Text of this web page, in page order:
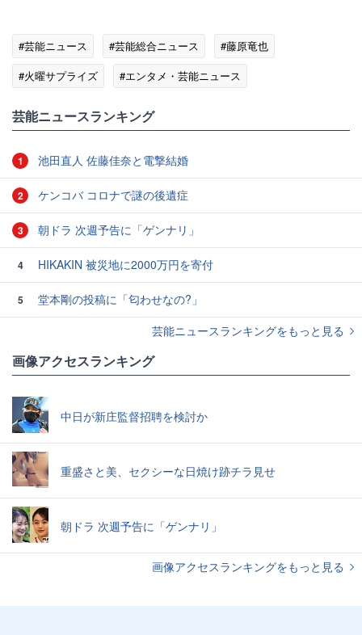
#芸能ニュース #芸能総合ニュース
#藤原竜也
#火曜サプライズ
#エンタメ・芸能ニュース
芸能ニュースランキング
1 池田直人 佐藤佳奈と電撃結婚
2 ケンコバ コロナで謎の後遺症
3 朝ドラ 次週予告に「ゲンナリ」
4 HIKAKIN 被災地に2000万円を寄付
5
堂本剛の投稿に「匂わせなの?」
芸能ニュースランキングをもっと見る
画像アクセスランキング
中日が新庄監督招聘を検討か
重盛さと美、セクシーな日焼け跡チラ見せ
朝ドラ 次週予告に「ゲンナリ」
画像アクセスランキングをもっと見る